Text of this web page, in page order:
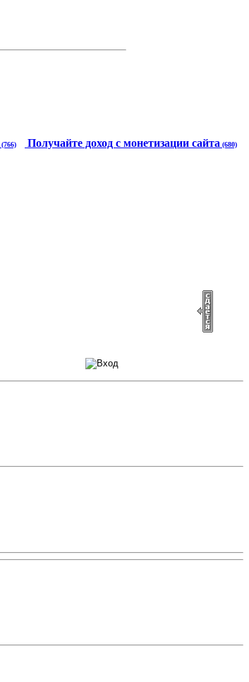
(766) Получайте доход с монетизации сайта (680)